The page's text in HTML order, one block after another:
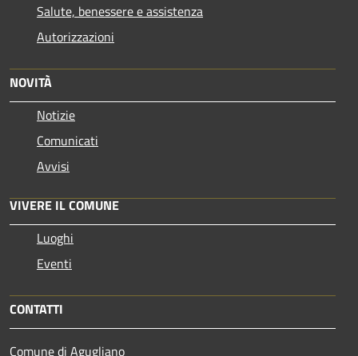
Salute, benessere e assistenza
Autorizzazioni
NOVITÀ
Notizie
Comunicati
Avvisi
VIVERE IL COMUNE
Luoghi
Eventi
CONTATTI
Comune di Agugliano